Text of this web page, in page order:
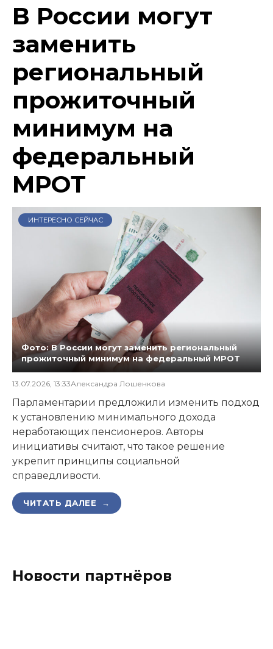
В России могут
заменить
региональный
прожиточный
минимум на
федеральный
МРОТ
ИНТЕРЕСНО СЕЙЧАС
Фото: В России могут заменить региональный
прожиточный минимум на федеральный МРОТ
13.07.2026, 13:33Александра Лошенкова
Парламентарии предложили изменить подход
к установлению минимального дохода
неработающих пенсионеров. Авторы
инициативы считают, что такое решение
укрепит принципы социальной
справедливости.
ЧИТАТЬ ДАЛЕЕ →
Новости партнёров